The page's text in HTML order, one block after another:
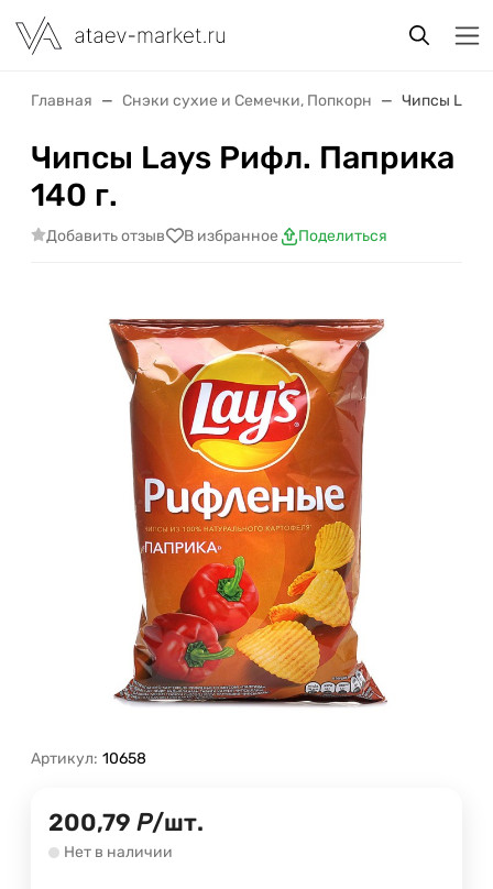
Главная Снэки сухие и Семечки, Попкорн Чипсы Lays
Чипсы Lays Рифл. Паприка
140 г.
Добавить отзыв В избранное Поделиться
Артикул: 10658
200,79 Р/шт.
Нет в наличии